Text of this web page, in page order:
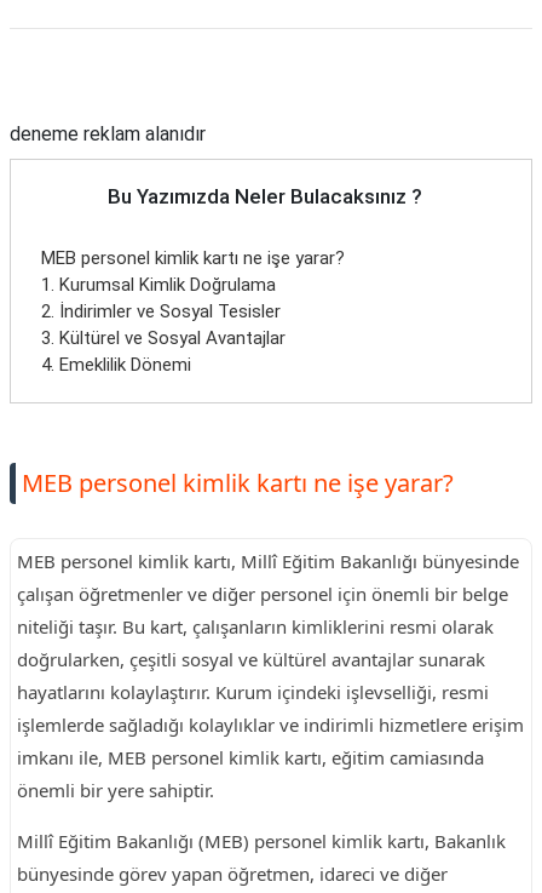
deneme reklam alanıdır
Bu Yazımızda Neler Bulacaksınız ?
MEB personel kimlik kartı ne işe yarar?
1. Kurumsal Kimlik Doğrulama
2. İndirimler ve Sosyal Tesisler
3. Kültürel ve Sosyal Avantajlar
4. Emeklilik Dönemi
MEB personel kimlik kartı ne işe yarar?
MEB personel kimlik kartı, Millî Eğitim Bakanlığı bünyesinde
çalışan öğretmenler ve diğer personel için önemli bir belge
niteliği taşır. Bu kart, çalışanların kimliklerini resmi olarak
doğrularken, çeşitli sosyal ve kültürel avantajlar sunarak
hayatlarını kolaylaştırır. Kurum içindeki işlevselliği, resmi
işlemlerde sağladığı kolaylıklar ve indirimli hizmetlere erişim
imkanı ile, MEB personel kimlik kartı, eğitim camiasında
önemli bir yere sahiptir.
Millî Eğitim Bakanlığı (MEB) personel kimlik kartı, Bakanlık
bünyesinde görev yapan öğretmen, idareci ve diğer